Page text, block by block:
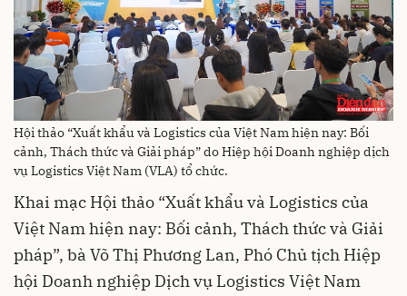
Hội thảo “Xuất khẩu và Logistics của Việt Nam hiện nay: Bối
cảnh, Thách thức và Giải pháp” do Hiệp hội Doanh nghiệp dịch
vụ Logistics Việt Nam (VLA) tổ chức.
Khai mạc Hội thảo “Xuất khẩu và Logistics của
Việt Nam hiện nay: Bối cảnh, Thách thức và Giải
pháp”, bà Võ Thị Phương Lan, Phó Chủ tịch Hiệp
hội Doanh nghiệp Dịch vụ Logistics Việt Nam